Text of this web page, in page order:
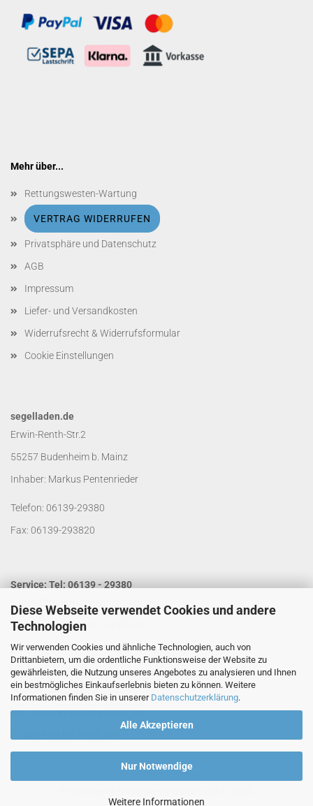
Diese Webseite verwendet Cookies und andere
Technologien
Wir verwenden Cookies und ähnliche Technologien, auch von
Drittanbietern, um die ordentliche Funktionsweise der Website zu
gewährleisten, die Nutzung unseres Angebotes zu analysieren und Ihnen
ein bestmögliches Einkaufserlebnis bieten zu können. Weitere
Informationen finden Sie in unserer Datenschutzerklärung.
Alle Akzeptieren
Nur Notwendige
Weitere Informationen
Mehr über...
Rettungswesten-Wartung
VERTRAG WIDERRUFEN
Privatsphäre und Datenschutz
AGB
Impressum
Liefer- und Versandkosten
Widerrufsrecht & Widerrufsformular
Cookie Einstellungen
segelladen.de
Erwin-Renth-Str.2
55257 Budenheim b. Mainz
Inhaber: Markus Pentenrieder
Telefon: 06139-29380
Fax: 06139-293820
Service: Tel: 06139 - 29380
Laden Öffnungszeiten:
Mo. - Do. von 9:00 bis 14:00 Uhr
Fr. von 9:00 bis 13:00 Uhr
Kontakt per Email:info@segelladen.de
Telefon Servicezeiten:
Mo. - Do. von 9:00 bis 16:00 Uhr